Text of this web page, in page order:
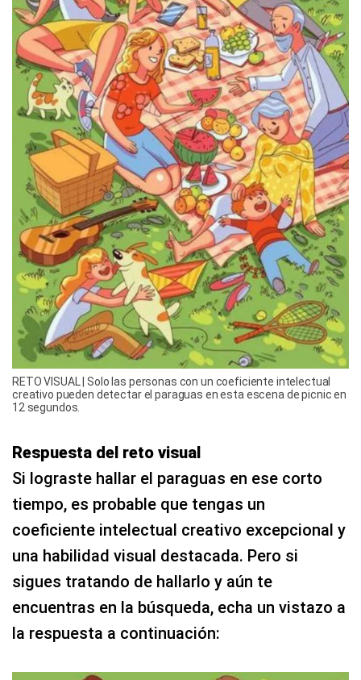
RETO VISUAL | Solo las personas con un coeficiente intelectual
creativo pueden detectar el paraguas en esta escena de picnic en
12 segundos.
Respuesta del reto visual
Si lograste hallar el paraguas en ese corto
tiempo, es probable que tengas un
coeficiente intelectual creativo excepcional y
una habilidad visual destacada. Pero si
sigues tratando de hallarlo y aún te
encuentras en la búsqueda, echa un vistazo a
la respuesta a continuación: